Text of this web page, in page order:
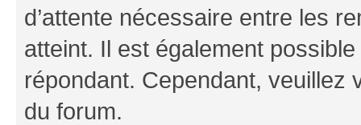
d’attente nécessaire entre les
atteint. Il est également
répondant. Cependant,
du forum.